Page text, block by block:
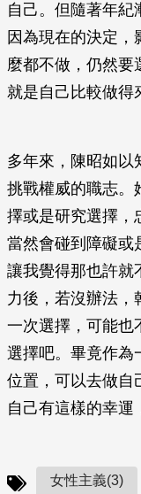
自己。但隨著年紀
因為現在的決定
麼都不做，仍然要
就是自己比較做得
多年來，陳昭如以
挑戰權威的職志。
擇或是研究選擇，
當然會碰到障礙或
讓我覺得那也許就
力後，若沒辦法，
一次選擇，可能也
選擇吧。畢竟作為
位置，可以去做自
自己有這樣的幸運
女性主義(3)